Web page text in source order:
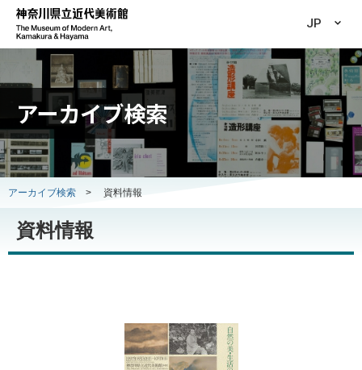
JP
アーカイブ検索
アーカイブ検索 > 資料情報
資料情報